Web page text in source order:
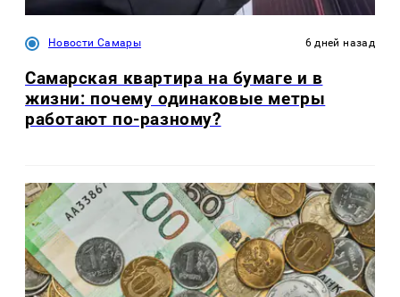
Новости Самары 6 дней назад
Самарская квартира на бумаге и в
жизни: почему одинаковые метры
работают по-разному?